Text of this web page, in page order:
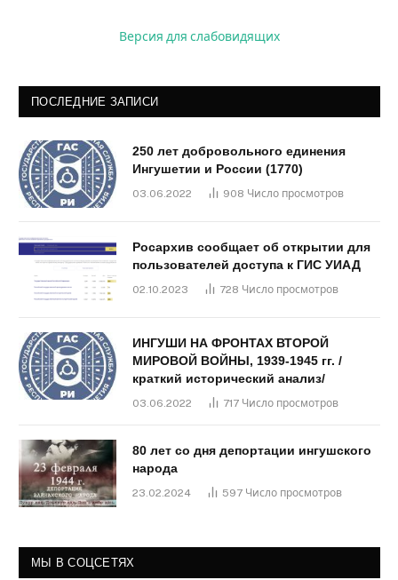
Версия для слабовидящих
ПОСЛЕДНИЕ ЗАПИСИ
250 лет добровольного единения
Ингушетии и России (1770)
03.06.2022 908 Число просмотров
Росархив сообщает об открытии для
пользователей доступа к ГИС УИАД
02.10.2023 728 Число просмотров
ИНГУШИ НА ФРОНТАХ ВТОРОЙ
МИРОВОЙ ВОЙНЫ, 1939-1945 гг. /
краткий исторический анализ/
03.06.2022 717 Число просмотров
80 лет со дня депортации ингушского
народа
23.02.2024 597 Число просмотров
МЫ В СОЦСЕТЯХ